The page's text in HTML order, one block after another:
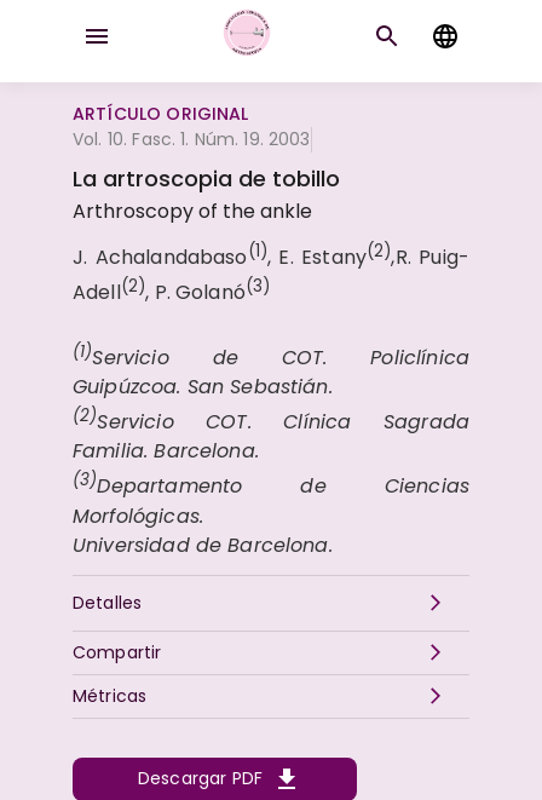
ARTÍCULO ORIGINAL
Vol. 10. Fasc. 1. Núm. 19. 2003
La artroscopia de tobillo
Arthroscopy of the ankle
J. Achalandabaso(1), E. Estany(2),R. Puig-
Adell(2), P. Golanó(3)
(1)Servicio de COT. Policlínica
Guipúzcoa. San Sebastián.
(2)Servicio COT. Clínica Sagrada
Familia. Barcelona.
(3)Departamento de Ciencias
Morfológicas.
Universidad de Barcelona.
Detalles
Descargar PDF
Métricas
Compartir